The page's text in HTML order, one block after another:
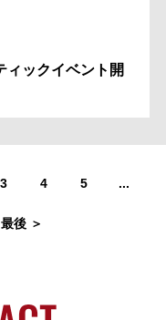
ィックイベント開
3 4 5 ...
最後 ＞